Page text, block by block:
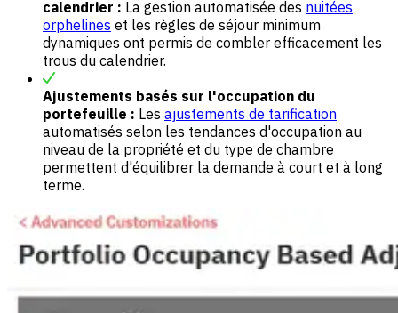
calendrier : La gestion automatisée des nuitées
orphelines et les règles de séjour minimum
dynamiques ont permis de combler efficacement les
trous du calendrier.
Ajustements basés sur l'occupation du
portefeuille : Les ajustements de tarification
automatisés selon les tendances d'occupation au
niveau de la propriété et du type de chambre
permettent d'équilibrer la demande à court et à long
terme.